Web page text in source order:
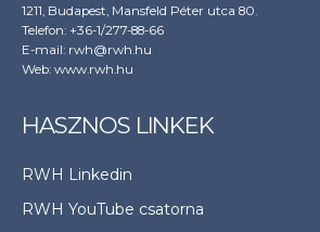
1211, Budapest, Mansfeld Péter utca 80.
Telefon: +36-1/277-88-66
E-mail: rwh@rwh.hu
Web: www.rwh.hu
HASZNOS LINKEK
RWH Linkedin
RWH YouTube csatorna